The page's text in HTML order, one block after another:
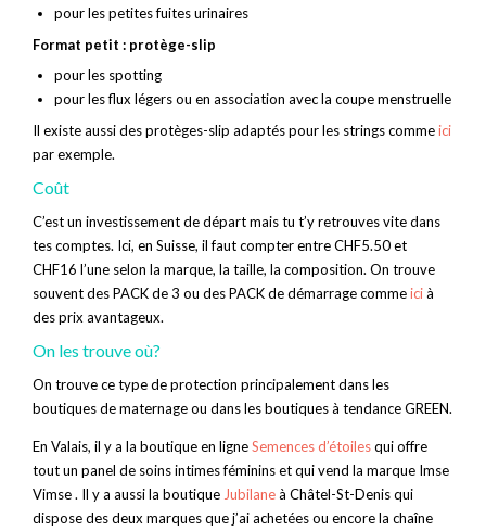
pour les petites fuites urinaires
Format petit : protège-slip
pour les spotting
pour les flux légers ou en association avec la coupe menstruelle
Il existe aussi des protèges-slip adaptés pour les strings commeici
par exemple.
Coût
C’est un investissement de départ mais tu t’y retrouves vite dans
tes comptes. Ici, en Suisse, il faut compter entre CHF5.50 et
CHF16 l’une selon la marque, la taille, la composition. On trouve
souvent des PACK de 3 ou des PACK de démarrage commeicià
des prix avantageux.
On les trouve où?
On trouve ce type de protection principalement dans les
boutiques de maternage ou dans les boutiques à tendance GREEN.
En Valais, il y a la boutique en ligneSemences d’étoilesqui offre
tout un panel de soins intimes féminins et qui vend la marque Imse
Vimse . Il y a aussi la boutique Jubilaneà Châtel-St-Denis qui
dispose des deux marques que j’ai achetées ou encore la chaîne